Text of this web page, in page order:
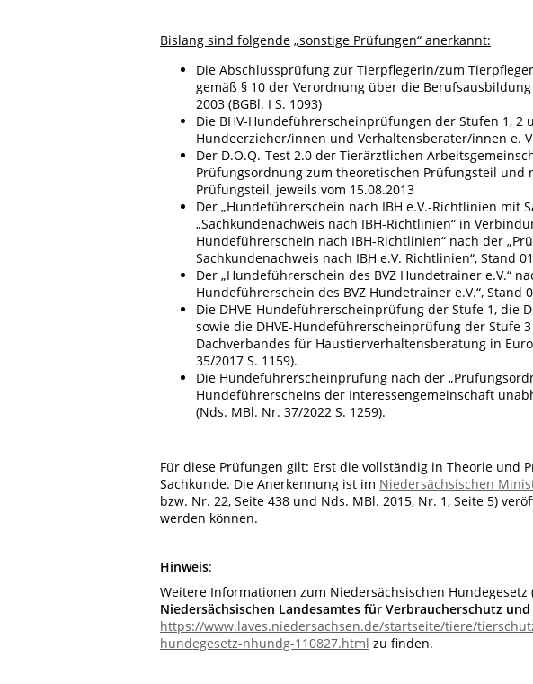
Bislang sind folgende „sonstige Prüfungen“ anerkannt:
Die Abschlussprüfung zur Tierpflegerin/zum
gemäß § 10 der Verordnung über die
2003 (BGBl. I S. 1093)
Die BHV-Hundeführerscheinprüfungen der Stufen 1, 2
Hundeerzieher/innen und Verhaltensberater/innen e.
Der D.O.Q.-Test 2.0 der Tierärztlichen
Prüfungsordnung zum theoretischen Prüfungsteil
Prüfungsteil, jeweils vom 15.08.2013
Der „Hundeführerschein nach IBH e.V.-Richtlinien mit
„Sachkundenachweis nach IBH-Richtlinien“ in
Hundeführerschein nach IBH-Richtlinien“ nach der
Sachkundenachweis nach IBH e.V. Richtlinien“, Stand
Der „Hundeführerschein des BVZ Hundetrainer e.V.“
Hundeführerschein des BVZ Hundetrainer e.V.“, Stand
Die DHVE-Hundeführerscheinprüfung der Stufe 1, die
sowie die DHVE-Hundeführerscheinprüfung der Stufe
Dachverbandes für Haustierverhaltensberatung in
35/2017 S. 1159).
Die Hundeführerscheinprüfung nach der
Hundeführerscheins der Interessengemeinschaft
(Nds. MBl. Nr. 37/2022 S. 1259).
Für diese Prüfungen gilt: Erst die vollständig in Theorie und
Sachkunde. Die Anerkennung ist im Niedersächsischen
bzw. Nr. 22, Seite 438 und Nds. MBl. 2015, Nr. 1, Seite 5)
werden können.
Hinweis:
Weitere Informationen zum Niedersächsischen Hundegesetz
Niedersächsischen Landesamtes für Verbraucherschutz
https://www.laves.niedersachsen.de/startseite/tiere/
hundegesetz-nhundg-110827.html zu finden.